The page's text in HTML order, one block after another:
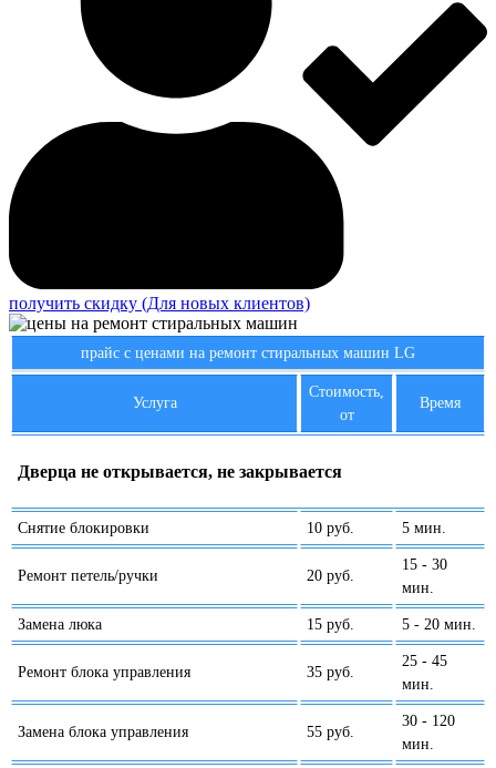
получить скидку (Для новых клиентов)
прайс с ценами на ремонт стиральных машин LG
Услуга
Стоимость,
от
Время
Дверца не открывается, не закрывается
Снятие блокировки 10 руб. 5 мин.
Ремонт петель/ручки 20 руб.
15 - 30
мин.
Замена люка 15 руб. 5 - 20 мин.
Ремонт блока управления 35 руб.
25 - 45
мин.
Замена блока управления 55 руб.
30 - 120
мин.